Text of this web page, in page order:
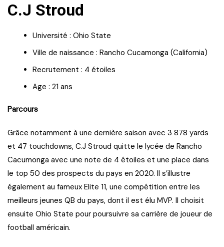
C.J Stroud
Université : Ohio State
Ville de naissance : Rancho Cucamonga (California)
Recrutement : 4 étoiles
Age : 21 ans
Parcours
Grâce notamment à une dernière saison avec 3 878 yards
et 47 touchdowns, C.J Stroud quitte le lycée de Rancho
Cacumonga avec une note de 4 étoiles et une place dans
le top 50 des prospects du pays en 2020. Il s’illustre
également au fameux Elite 11, une compétition entre les
meilleurs jeunes QB du pays, dont il est élu MVP. Il choisit
ensuite Ohio State pour poursuivre sa carrière de joueur de
football américain.